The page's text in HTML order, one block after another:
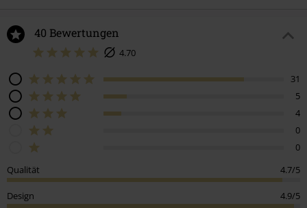
40 Bewertungen
4.70
31
5
4
0
0
Qualität
4.7/5
Design 4.9/5